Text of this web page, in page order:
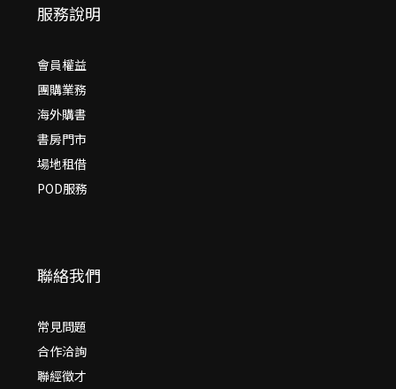
服務說明
會員權益
團購業務
海外購書
書房門市
場地租借
POD服務
聯絡我們
常見問題
合作洽詢
聯經徵才